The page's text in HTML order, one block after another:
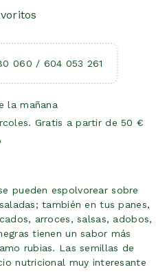
060 / 604 053 261
la mañana
Gratis a partir de 50 €
pueden espolvorear sobre
también en tus panes,
arroces, salsas, adobos,
tienen un sabor más
rubias. Las semillas de
nutricional muy interesante